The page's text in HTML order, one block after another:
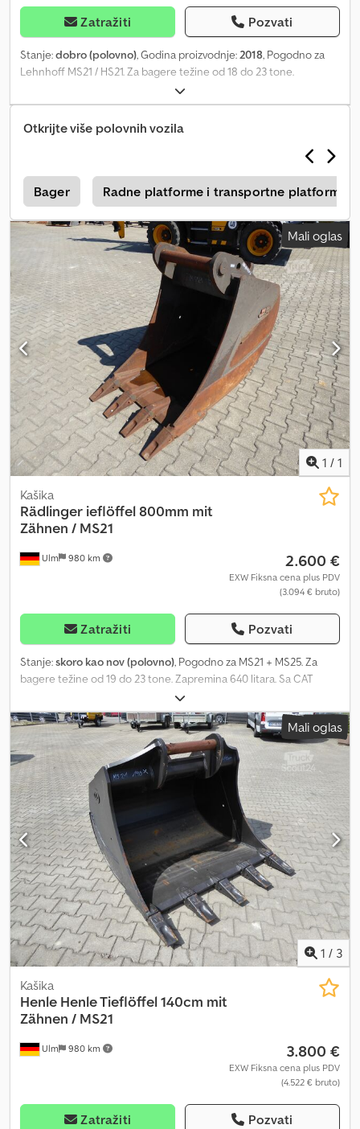
Zatražiti Pozvati
Stanje:dobro (polovno), Godina proizvodnje:2018, Pogodno za
Lehnhoff MS21 / HS21. Za bagere težine od 18 do 23 tone.
Dcodpfxezrw Igj Al Dek Zapremina približno 650 litara. Težina
približno 600 kg. U dobrom stanju. Isporučuje se sa zubima i
noževima.
Otkrijte više polovnih vozila
Bager Radne platforme i transportne platforme
Mali oglas
1 / 1
Ulm 980 km
Kašika
Rädlinger ieflöffel 800mm mit
Zähnen / MS21
2.600 €
EXW Fiksna cena plus PDV
(3.094 € bruto)
Zatražiti Pozvati
Stanje:skoro kao nov (polovno), Pogodno za MS21 + MS25. Za
bagere težine od 19 do 23 tone. Zapremina 640 litara. Sa CAT
sistemom zuba. Dcsdpfxjzrw Hce Al Dok Retko korišćeno.
Mali oglas
1 / 3
Ulm 980 km
Kašika
Henle Henle Tieflöffel 140cm mit
Zähnen / MS21
3.800 €
EXW Fiksna cena plus PDV
(4.522 € bruto)
Zatražiti Pozvati